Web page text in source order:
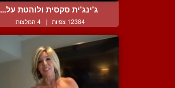
ג'ינג'ית סקסית ולוהטת על...
12384 צפיות | 4 המלצות